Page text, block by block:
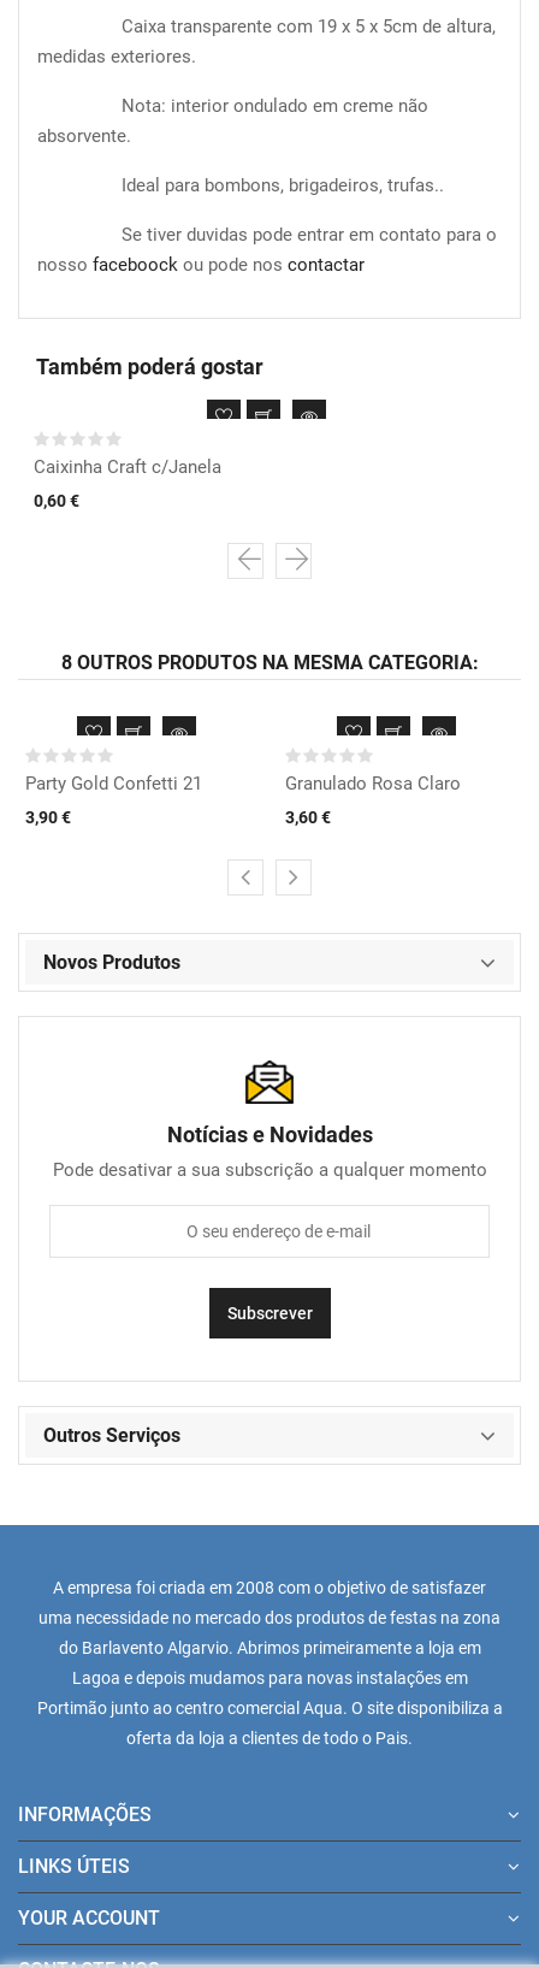
Caixa transparente com 19 x 5 x 5cm de altura,
medidas exteriores.
Nota: interior ondulado em creme não
absorvente.
Ideal para bombons, brigadeiros, trufas..
Se tiver duvidas pode entrar em contato para o
nosso faceboock ou pode nos contactar
Também poderá gostar
Caixinha Craft c/Janela
0,60 €
8 OUTROS PRODUTOS NA MESMA CATEGORIA:
Party Gold Confetti 21
3,90 €
Granulado Rosa Claro
3,60 €
Novos Produtos
Notícias e Novidades
Pode desativar a sua subscrição a qualquer momento
Outros Serviços
A empresa foi criada em 2008 com o objetivo de satisfazer
uma necessidade no mercado dos produtos de festas na zona
do Barlavento Algarvio. Abrimos primeiramente a loja em
Lagoa e depois mudamos para novas instalações em
Portimão junto ao centro comercial Aqua. O site disponibiliza a
oferta da loja a clientes de todo o Pais.
INFORMAÇÕES
LINKS ÚTEIS
YOUR ACCOUNT